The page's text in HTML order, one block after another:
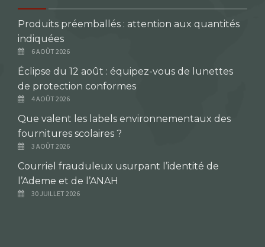
Produits préemballés : attention aux quantités
indiquées
6 AOÛT 2026
Éclipse du 12 août : équipez-vous de lunettes
de protection conformes
4 AOÛT 2026
Que valent les labels environnementaux des
fournitures scolaires ?
3 AOÛT 2026
Courriel frauduleux usurpant l’identité de
l’Ademe et de l’ANAH
30 JUILLET 2026